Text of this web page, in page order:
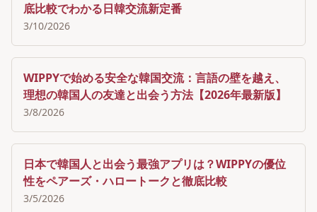
底比較でわかる日韓交流新定番
3/10/2026
WIPPYで始める安全な韓国交流：言語の壁を越え、
理想の韓国人の友達と出会う方法【2026年最新版】
3/8/2026
日本で韓国人と出会う最強アプリは？WIPPYの優位
性をペアーズ・ハロートークと徹底比較
3/5/2026